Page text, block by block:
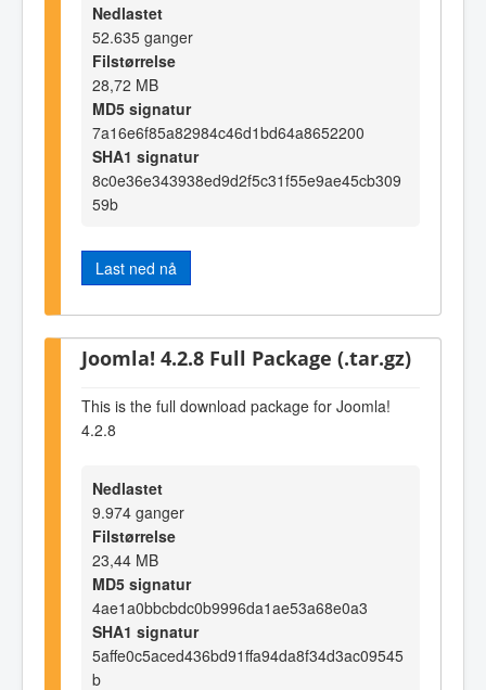
Nedlastet
52.635 ganger
Filstørrelse
28,72 MB
MD5 signatur
7a16e6f85a82984c46d1bd64a8652200
SHA1 signatur
8c0e36e343938ed9d2f5c31f55e9ae45cb309
59b
Last ned nå
Joomla! 4.2.8 Full Package (.tar.gz)
This is the full download package for Joomla!
4.2.8
Nedlastet
9.974 ganger
Filstørrelse
23,44 MB
MD5 signatur
4ae1a0bbcbdc0b9996da1ae53a68e0a3
SHA1 signatur
5affe0c5aced436bd91ffa94da8f34d3ac09545
b